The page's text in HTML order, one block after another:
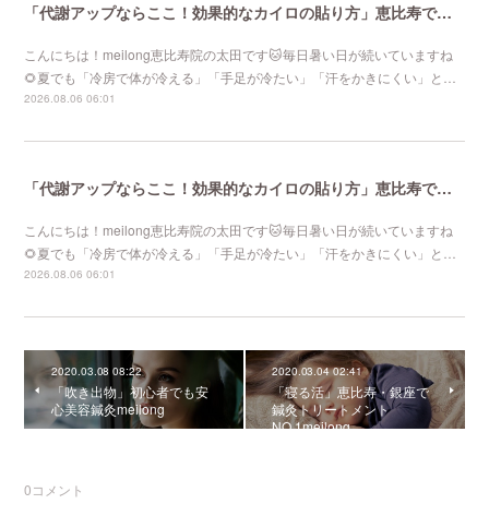
「代謝アップならここ！効果的なカイロの貼り方」恵比寿で口コミNo 1美容鍼灸ならmeilong
こんにちは！meilong恵比寿院の太田です🐱毎日暑い日が続いていますね
🌻夏でも「冷房で体が冷える」「手足が冷たい」「汗をかきにくい」と…
2026.08.06 06:01
「代謝アップならここ！効果的なカイロの貼り方」恵比寿で口コミNo 1美容鍼灸ならmeilong
こんにちは！meilong恵比寿院の太田です🐱毎日暑い日が続いていますね
🌻夏でも「冷房で体が冷える」「手足が冷たい」「汗をかきにくい」と…
2026.08.06 06:01
2020.03.08 08:22
「吹き出物」初心者でも安
心美容鍼灸meilong
2020.03.04 02:41
「寝る活」恵比寿・銀座で
鍼灸トリートメント
NO.1meilong
0コメント